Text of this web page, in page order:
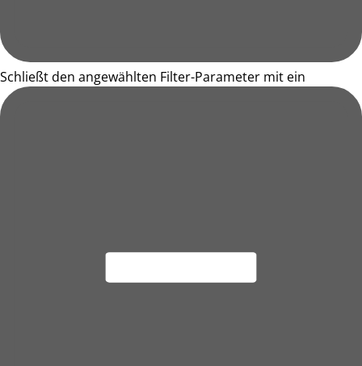
Schließt den angewählten Filter-Parameter mit ein